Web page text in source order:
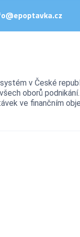
v České
oborů podnikání.
ve finančním